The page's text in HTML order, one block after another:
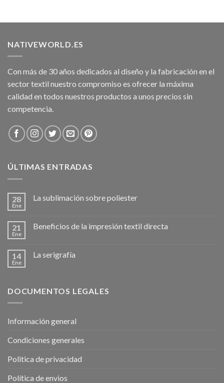
NATIVEWORLD.ES
Con más de 30 años dedicados al diseño y la fabricación en el
sector textil nuestro compromiso es ofrecer la máxima
calidad en todos nuestros productos a unos precios sin
competencia.
ÚLTIMAS ENTRADAS
28
Ene
La sublimación sobre poliester
21
Ene
Beneficios de la impresión textil directa
14
Ene
La serigrafía
DOCUMENTOS LEGALES
Información general
Condiciones generales
Politica de privacidad
Política de envios